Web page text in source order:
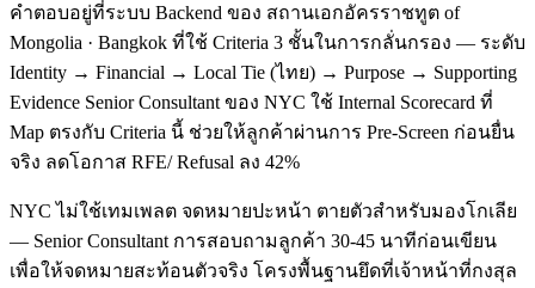
คำตอบอยู่ที่ระบบ Backend ของ สถานเอกอัครราชทูต of
Mongolia · Bangkok ที่ใช้ Criteria 3 ชั้นในการกลั่นกรอง — ระดับ
Identity → Financial → Local Tie (ไทย) → Purpose → Supporting
Evidence Senior Consultant ของ NYC ใช้ Internal Scorecard ที่
Map ตรงกับ Criteria นี้ ช่วยให้ลูกค้าผ่านการ Pre-Screen ก่อนยื่น
จริง ลดโอกาส RFE/ Refusal ลง 42%
NYC ไม่ใช้เทมเพลต จดหมายปะหน้า ตายตัวสำหรับมองโกเลีย
— Senior Consultant การสอบถามลูกค้า 30-45 นาทีก่อนเขียน
เพื่อให้จดหมายสะท้อนตัวจริง โครงพื้นฐานยึดที่เจ้าหน้าที่กงสุล